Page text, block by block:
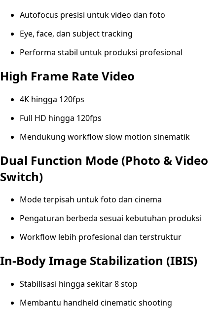
Autofocus presisi untuk video dan foto
Eye, face, dan subject tracking
Performa stabil untuk produksi profesional
High Frame Rate Video
4K hingga 120fps
Full HD hingga 120fps
Mendukung workflow slow motion sinematik
Dual Function Mode (Photo & Video
Switch)
Mode terpisah untuk foto dan cinema
Pengaturan berbeda sesuai kebutuhan produksi
Workflow lebih profesional dan terstruktur
In-Body Image Stabilization (IBIS)
Stabilisasi hingga sekitar 8 stop
Membantu handheld cinematic shooting